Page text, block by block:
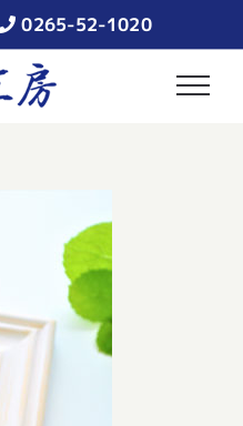
0265-52-1020